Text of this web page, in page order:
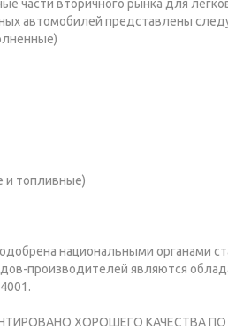
части вторичного рынка для
автомобилей представлены
и топливные)
национальными органами
производителей являются
ХОРОШЕГО КАЧЕСТВА